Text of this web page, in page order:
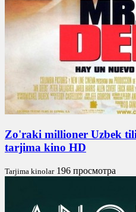
Zo'raki millioner Uzbek
tarjima kino HD
Tarjima kinolar 196 просмотра